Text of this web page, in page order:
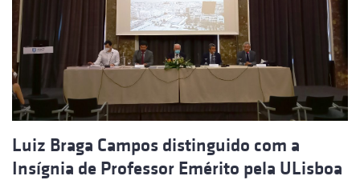
Luiz Braga Campos distinguido com a
Insígnia de Professor Emérito pela ULisboa